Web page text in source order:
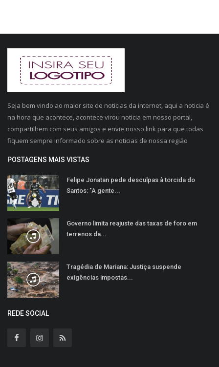
Seja bem vindo ao maior site de noticias da internet, aqui a noticia é
na hora que acontece, acontece virou noticia em nosso portal,
compartilhem com seus amigos e envie nosso link para que todas
fiquem sempre informado sobre as noticias de nossa região
POSTAGENS MAIS VISTAS
Felipe Jonatan pede desculpas à torcida do
Santos: "A gente...
Governo limita reajuste das taxas de foro em
terrenos da...
Tragédia de Mariana: Justiça suspende
exigências impostas...
REDE SOCIAL